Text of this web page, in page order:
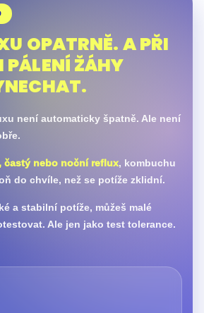
OPATRNĚ. A PŘI
ŽÁHY
není automaticky špatně. Ale není
častý nebo noční reflux, kombuchu
do chvíle, než se potíže zklidní.
a stabilní potíže, můžeš malé
Ale jen jako test tolerance.